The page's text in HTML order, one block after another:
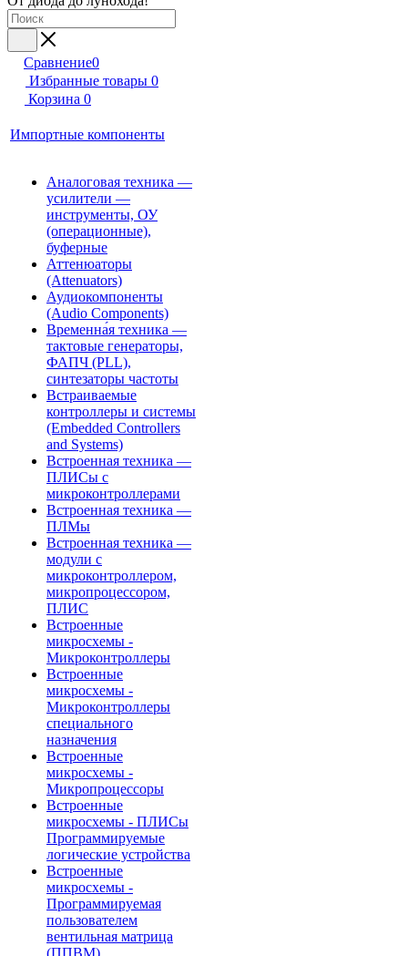
Сравнение0
Избранные товары 0
Корзина 0
Импортные компоненты
Аналоговая техника —
усилители —
инструменты, ОУ
(операционные),
буферные
Аттенюаторы
(Attenuators)
Аудиокомпоненты
(Audio Components)
Временна́я техника —
тактовые генераторы,
ФАПЧ (PLL),
синтезаторы частоты
Встраиваемые
контроллеры и системы
(Embedded Controllers
and Systems)
Встроенная техника —
ПЛИСы с
микроконтроллерами
Встроенная техника —
ПЛМы
Встроенная техника —
модули с
микроконтроллером,
микропроцессором,
ПЛИС
Встроенные
микросхемы -
Микроконтроллеры
Встроенные
микросхемы -
Микроконтроллеры
специального
назначения
Встроенные
микросхемы -
Микропроцессоры
Встроенные
микросхемы - ПЛИСы
Программируемые
логические устройства
Встроенные
микросхемы -
Программируемая
пользователем
вентильная матрица
(ППВМ)